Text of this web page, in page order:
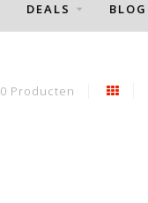
DEALS BLOG
0 Producten